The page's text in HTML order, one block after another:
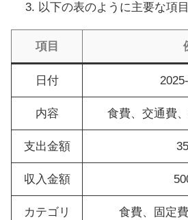
以下の表のように主要な項
項目
日付
内容 食費、交通費
支出金額
収入金額
カテゴリ 食費、固定